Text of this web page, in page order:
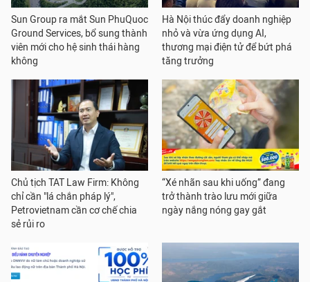
Sun Group ra mắt Sun PhuQuoc
Ground Services, bổ sung thành
viên mới cho hệ sinh thái hàng
không
Hà Nội thúc đẩy doanh nghiệp
nhỏ và vừa ứng dụng AI,
thương mại điện tử để bứt phá
tăng trưởng
Chủ tịch TAT Law Firm: Không
chỉ cần "lá chắn pháp lý",
Petrovietnam cần cơ chế chia
sẻ rủi ro
“Xé nhãn sau khi uống” đang
trở thành trào lưu mới giữa
ngày nắng nóng gay gắt